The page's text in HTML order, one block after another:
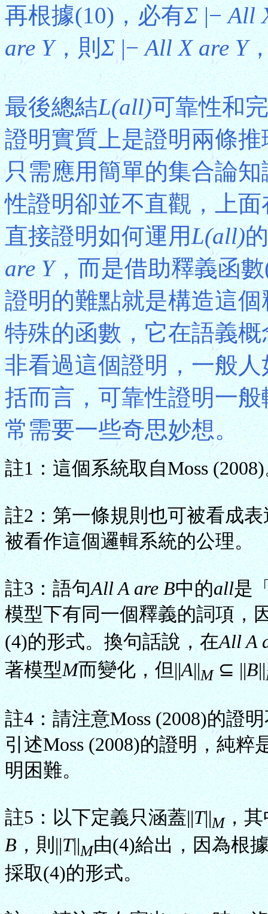
再根據(10)，必有Σ|−All
are Y，則Σ|−All X are Y
最後總結L(all)可靠性和
證明實質上是證明兩條
只需應用簡單的集合論
性證明卻並不直觀，上面
直接證明如何運用L(all)
are Y，而是借助釋義函
證明的難點就是構造這
特殊的函數，它在語義
非看過這個證明，一般
括而言，可靠性證明一
常需要一些奇思妙想。
註1：這個系統取自Moss
註2：第一條規則也可被看成
被看作這個邏輯系統的公理。
註3：語句All A are B中的all是
模型下有同一個釋義的詞項，
(4)的形式。換句話說，在All A
著模型M而變化，但||A||M⊆ ||B||
註4：請注意Moss (2008)的證
引述Moss (2008)的證明，純
明困難。
註5：以下定義只涵蓋||T||M，其
B，則||T||M由(4)給出，因為根
採取(4)的形式。